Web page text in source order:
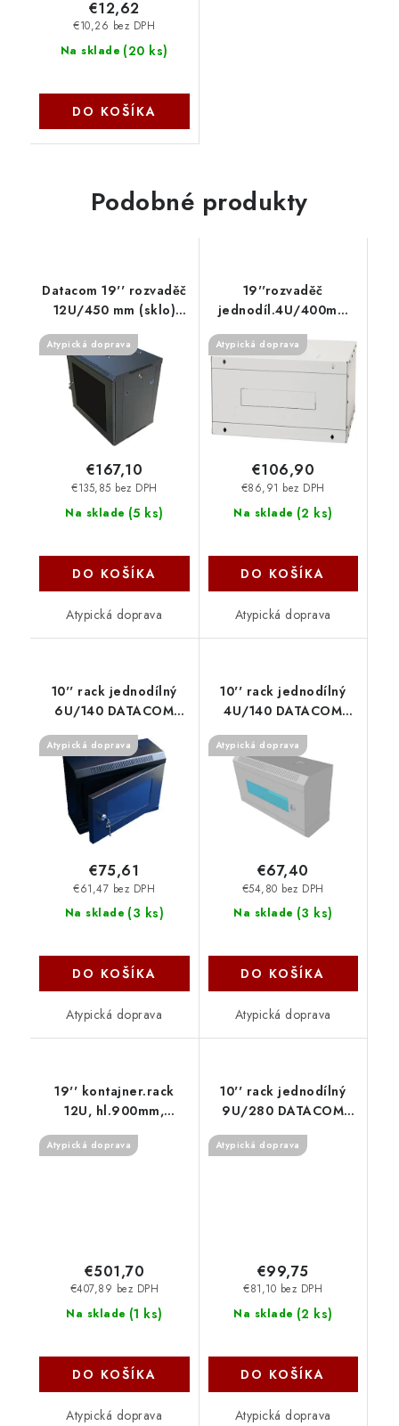
Na sklade (20 ks)
€10,26 bez DPH
€12,62
DO KOŠÍKA
Podobné produkty
Datacom 19'' rozvaděč
12U/450 mm (sklo)
černý 71081 DATACOM
Atypická doprava
Na sklade (5 ks)
€135,85 bez DPH
€167,10
DO KOŠÍKA
Atypická doprava
19''rozvaděč
jednodíl.4U/400mm
FLAT-PACK plech.dv.
RXA-04-CS4-CAX-A1
Triton
Atypická doprava
Na sklade (2 ks)
€86,91 bez DPH
€106,90
DO KOŠÍKA
Atypická doprava
10'' rack jednodílný
6U/140 DATACOM
Atypická doprava
Na sklade (3 ks)
€61,47 bez DPH
€75,61
DO KOŠÍKA
Atypická doprava
10'' rack jednodílný
4U/140 DATACOM
Atypická doprava
Na sklade (3 ks)
€54,80 bez DPH
€67,40
DO KOŠÍKA
Atypická doprava
19'' kontajner.rack
12U, hl.900mm,
nosn.200kg sivý RCA-
12-A69-CAX-A1 Triton
Atypická doprava
Na sklade (1 ks)
€407,89 bez DPH
€501,70
DO KOŠÍKA
Atypická doprava
10'' rack jednodílný
9U/280 DATACOM
černý Skl.dv. 7032
Atypická doprava
Na sklade (2 ks)
€81,10 bez DPH
€99,75
DO KOŠÍKA
Atypická doprava